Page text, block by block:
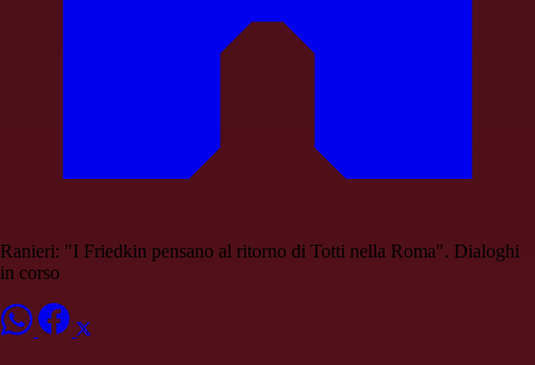
Ranieri: "I Friedkin pensano al ritorno di Totti nella Roma". Dialoghi
in corso